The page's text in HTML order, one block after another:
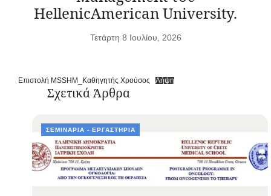
HellenicAmerican University.
Τετάρτη 8 Ιουλίου, 2026
Επιστολή MSSHM_Καθηγητής Χρούσος Λήψη
Σχετικά Άρθρα
ΣΕΜΙΝΆΡΙΑ - ΕΡΓΑΣΤΉΡΙΑ